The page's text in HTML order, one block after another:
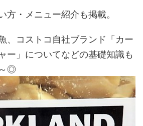
方・メニュー紹介も掲載。
、コストコ自社ブランド「カー
ー」についてなどの基礎知識も
◎